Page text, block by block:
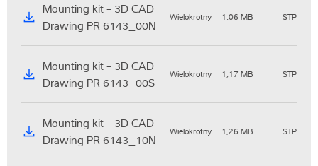
Mounting kit - 3D CAD
Drawing PR 6143_00N
Wielokrotny 1,06 MB STP
Mounting kit - 3D CAD
Drawing PR 6143_00S
Wielokrotny 1,17 MB STP
Mounting kit - 3D CAD
Drawing PR 6143_10N
Wielokrotny 1,26 MB STP